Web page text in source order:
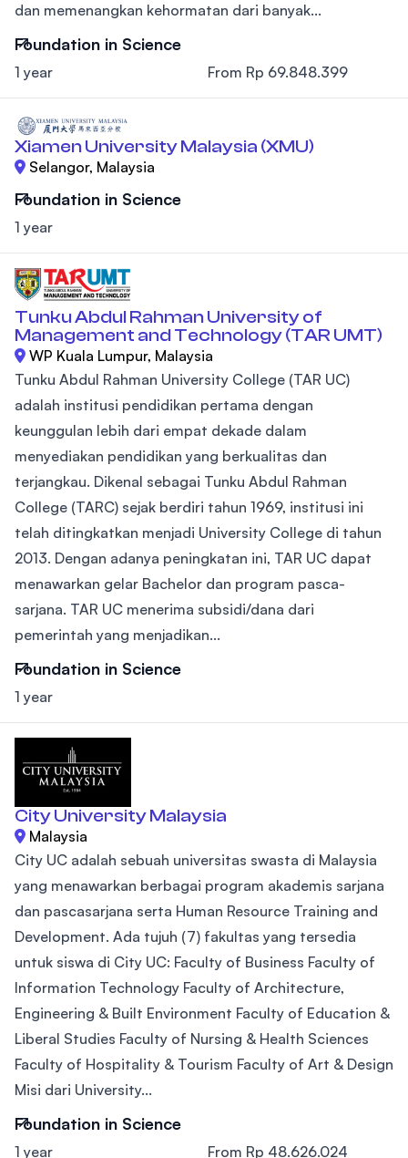
dan memenangkan kehormatan dari banyak...
Foundation in Science
1 year From Rp 69.848.399
Xiamen University Malaysia (XMU)
Selangor, Malaysia
Foundation in Science
1 year
Tunku Abdul Rahman University of
Management and Technology (TAR UMT)
WP Kuala Lumpur, Malaysia
Tunku Abdul Rahman University College (TAR UC)
adalah institusi pendidikan pertama dengan
keunggulan lebih dari empat dekade dalam
menyediakan pendidikan yang berkualitas dan
terjangkau. Dikenal sebagai Tunku Abdul Rahman
College (TARC) sejak berdiri tahun 1969, institusi ini
telah ditingkatkan menjadi University College di tahun
2013. Dengan adanya peningkatan ini, TAR UC dapat
menawarkan gelar Bachelor dan program pasca-
sarjana. TAR UC menerima subsidi/dana dari
pemerintah yang menjadikan...
Foundation in Science
1 year
City University Malaysia
Malaysia
City UC adalah sebuah universitas swasta di Malaysia
yang menawarkan berbagai program akademis sarjana
dan pascasarjana serta Human Resource Training and
Development. Ada tujuh (7) fakultas yang tersedia
untuk siswa di City UC: Faculty of Business Faculty of
Information Technology Faculty of Architecture,
Engineering & Built Environment Faculty of Education &
Liberal Studies Faculty of Nursing & Health Sciences
Faculty of Hospitality & Tourism Faculty of Art & Design
Misi dari University...
Foundation in Science
1 year From Rp 48.626.024